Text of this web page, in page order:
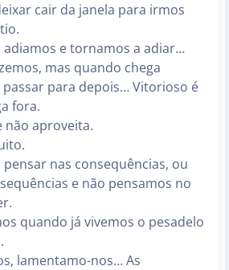
cair da janela para irmos
adiamos e tornamos a adiar…
mas quando chega
para depois… Vitorioso é
fora.
não aproveita.
nas consequências, ou
e não pensamos no
quando já vivemos o pesadelo
lamentamo-nos… As